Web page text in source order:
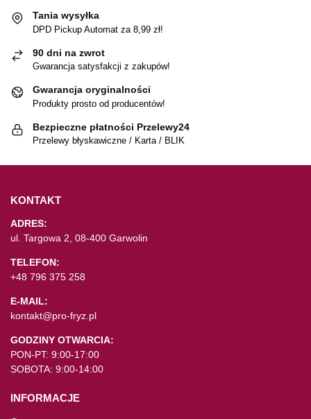
Tania wysyłka
DPD Pickup Automat za 8,99 zł!
90 dni na zwrot
Gwarancja satysfakcji z zakupów!
Gwarancja oryginalności
Produkty prosto od producentów!
Bezpieczne płatności Przelewy24
Przelewy błyskawiczne / Karta / BLIK
KONTAKT
ADRES:
ul. Targowa 2, 08-400 Garwolin
TELEFON:
+48 796 375 258
E-MAIL:
kontakt@pro-fryz.pl
GODZINY OTWARCIA:
PON-PT: 9:00-17:00
SOBOTA: 9:00-14:00
INFORMACJE